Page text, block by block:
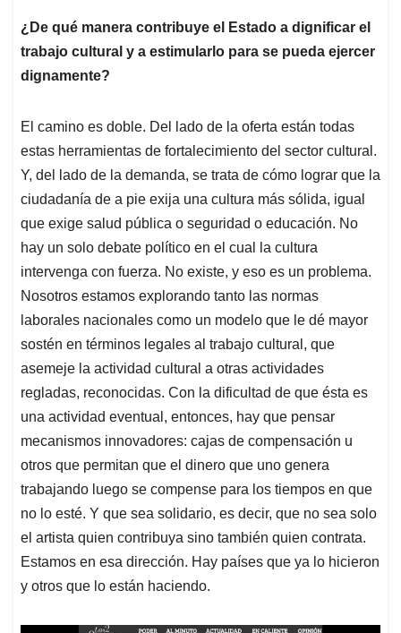
¿De qué manera contribuye el Estado a dignificar el
trabajo cultural y a estimularlo para se pueda ejercer
dignamente?
El camino es doble. Del lado de la oferta están todas
estas herramientas de fortalecimiento del sector cultural.
Y, del lado de la demanda, se trata de cómo lograr que la
ciudadanía de a pie exija una cultura más sólida, igual
que exige salud pública o seguridad o educación. No
hay un solo debate político en el cual la cultura
intervenga con fuerza. No existe, y eso es un problema.
Nosotros estamos explorando tanto las normas
laborales nacionales como un modelo que le dé mayor
sostén en términos legales al trabajo cultural, que
asemeje la actividad cultural a otras actividades
regladas, reconocidas. Con la dificultad de que ésta es
una actividad eventual, entonces, hay que pensar
mecanismos innovadores: cajas de compensación u
otros que permitan que el dinero que uno genera
trabajando luego se compense para los tiempos en que
no lo esté. Y que sea solidario, es decir, que no sea solo
el artista quien contribuya sino también quien contrata.
Estamos en esa dirección. Hay países que ya lo hicieron
y otros que lo están haciendo.